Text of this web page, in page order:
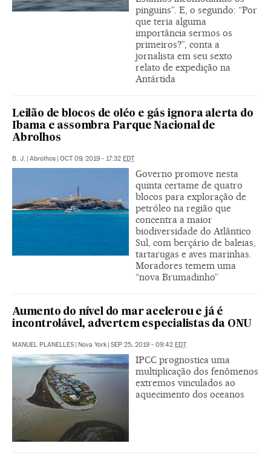
pinguins”. E, o segundo: “Por
que teria alguma
importância sermos os
primeiros?”, conta a
jornalista em seu sexto
relato de expedição na
Antártida
Leilão de blocos de oléo e gás ignora alerta do
Ibama e assombra Parque Nacional de
Abrolhos
B. J. | Abrolhos | OCT 09, 2019 - 17:32 EDT
Governo promove nesta
quinta certame de quatro
blocos para exploração de
petróleo na região que
concentra a maior
biodiversidade do Atlântico
Sul, com berçário de baleias,
tartarugas e aves marinhas.
Moradores temem uma
“nova Brumadinho”
Aumento do nível do mar acelerou e já é
incontrolável, advertem especialistas da ONU
MANUEL PLANELLES | Nova York | SEP 25, 2019 - 09:42 EDT
IPCC prognostica uma
multiplicação dos fenômenos
extremos vinculados ao
aquecimento dos oceanos